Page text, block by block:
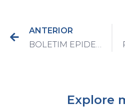
ANTERIOR
BOLETIM EPIDEMIOLÓGICO DO DIA 22/03/2021
Explore